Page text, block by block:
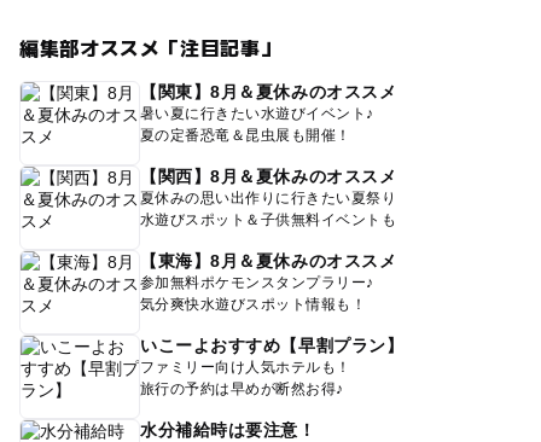
編集部オススメ「注目記事」
【関東】8月＆夏休みのオススメ
暑い夏に行きたい水遊びイベント♪
夏の定番恐竜＆昆虫展も開催！
【関西】8月＆夏休みのオススメ
夏休みの思い出作りに行きたい夏祭り
水遊びスポット＆子供無料イベントも
【東海】8月＆夏休みのオススメ
参加無料ポケモンスタンプラリー♪
気分爽快水遊びスポット情報も！
いこーよおすすめ【早割プラン】
ファミリー向け人気ホテルも！
旅行の予約は早めが断然お得♪
水分補給時は要注意！